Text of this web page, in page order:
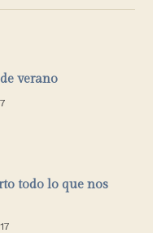
verano
todo lo que nos